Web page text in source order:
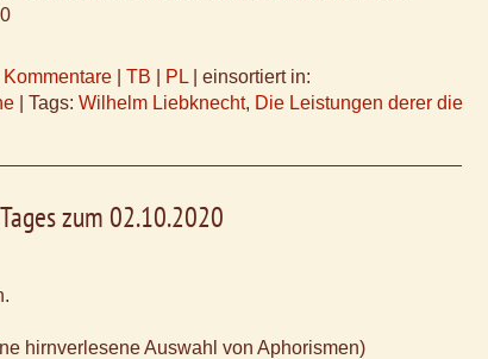
Kommentare TB PL
einsortiert in:
Tags: Wilhelm Liebknecht, Die Leistungen derer die
zum 02.10.2020
hirnverlesene Auswahl von Aphorismen)